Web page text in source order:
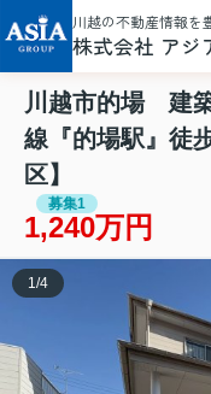
川越の不動産情報を
株式会社 アジ
川越市的場 建
線『的場駅』徒
区】
募集1
1,240万円
1 /4